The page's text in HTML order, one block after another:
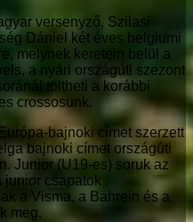
versenyző, Szilasi
Dániel két éves belgiumi
melynek keretein belül a
a nyári országúti szezont
töltheti a korábbi
crossosunk.
bajnoki címet szerzett
bajnoki címet országúti
Junior (U19-es) soruk az
junior csapatok
a Visma, a Bahrein és a
meg.